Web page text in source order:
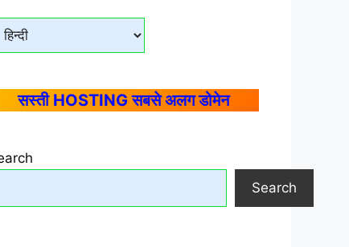
सस्ती HOSTING सबसे अलग डोमेन
Search